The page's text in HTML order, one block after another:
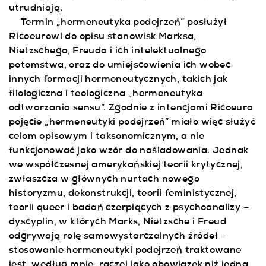
utrudniają.
Termin „hermeneutyka podejrzeń” posłużył
Ricoeurowi do opisu stanowisk Marksa,
Nietzschego, Freuda i ich intelektualnego
potomstwa, oraz do umiejscowienia ich wobec
innych formacji hermeneutycznych, takich jak
filologiczna i teologiczna „hermeneutyka
odtwarzania sensu”. Zgodnie z intencjami Ricoeura
pojęcie „hermeneutyki podejrzeń” miało więc służyć
celom opisowym i taksonomicznym, a nie
funkcjonować jako wzór do naśladowania. Jednak
we współczesnej amerykańskiej teorii krytycznej,
zwłaszcza w głównych nurtach nowego
historyzmu, dekonstrukcji, teorii feministycznej,
teorii queer i badań czerpiących z psychoanalizy –
dyscyplin, w których Marks, Nietzsche i Freud
odgrywają rolę samowystarczalnych źródeł –
stosowanie hermeneutyki podejrzeń traktowane